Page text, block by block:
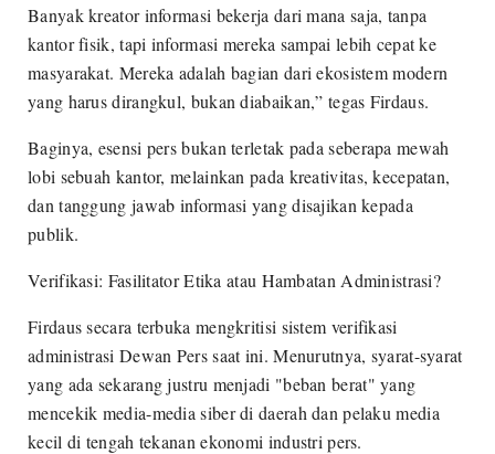
Banyak kreator informasi bekerja dari mana saja, tanpa
kantor fisik, tapi informasi mereka sampai lebih cepat ke
masyarakat. Mereka adalah bagian dari ekosistem modern
yang harus dirangkul, bukan diabaikan,” tegas Firdaus.
Baginya, esensi pers bukan terletak pada seberapa mewah
lobi sebuah kantor, melainkan pada kreativitas, kecepatan,
dan tanggung jawab informasi yang disajikan kepada
publik.
Verifikasi: Fasilitator Etika atau Hambatan Administrasi?
Firdaus secara terbuka mengkritisi sistem verifikasi
administrasi Dewan Pers saat ini. Menurutnya, syarat-syarat
yang ada sekarang justru menjadi "beban berat" yang
mencekik media-media siber di daerah dan pelaku media
kecil di tengah tekanan ekonomi industri pers.